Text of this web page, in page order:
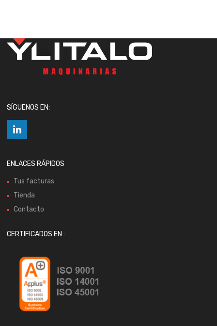
SÍGUENOS EN:
ENLACES RÁPIDOS
Tus facturas
Tienda
Contacto
CERTIFICADOS EN :